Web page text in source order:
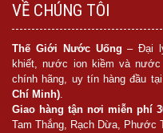
VỀ CHÚNG TÔI
Thế Giới Nước Uống – Đại
khiết, nước ion kiềm và
chính hãng, uy tín hàng đầu
Chí Minh).
Giao hàng tận nơi miễn phí
Tam Thắng, Rạch Dừa, Phước